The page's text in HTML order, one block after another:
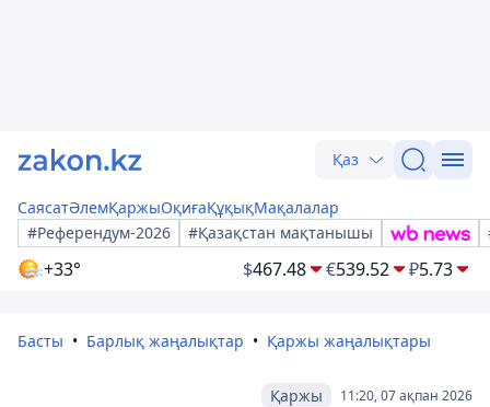
Қаз
СаясатӘлемҚаржыОқиғаҚұқықМақалалар
#Референдум-2026
#Қазақстан мақтанышы
+33° $467.48 €539.52 ₽5.73
Басты Барлық жаңалықтар Қаржы жаңалықтары
11:20, 07 ақпан 2026
Қаржы